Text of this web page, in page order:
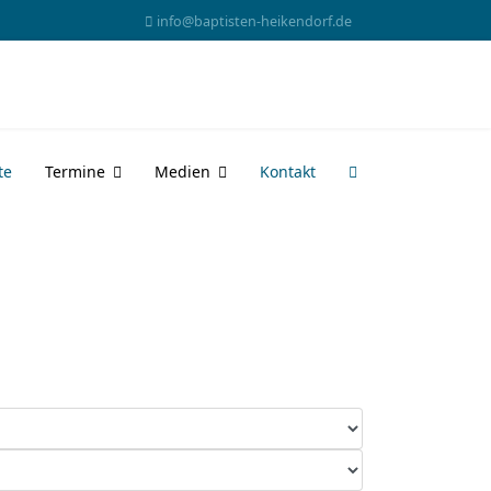
info@baptisten-heikendorf.de
Termine Medien Kontakt